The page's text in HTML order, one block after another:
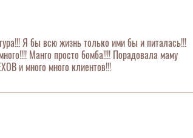
Я бы всю жизнь только ими бы и питалась!!!
Манго просто бомба!!!! Порадовала маму
и много много клиентов!!!